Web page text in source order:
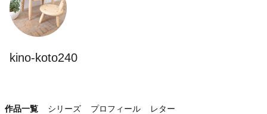
kino-koto240
作品一覧 シリーズ プロフィール レター